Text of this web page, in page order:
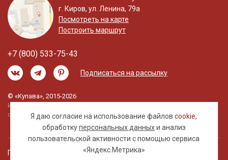
Я даю согласие на использование файловcookie,
обработкуперсональных данныхи анализ
пользовательской активности с помощью сервиса
«Яндекс.Метрика»
г. Киров, ул. Ленина, 79а
Посмотреть на карте
Построить маршрут
+7 (800) 533-75-43
Подписаться на рассылку
© «Купава», 2015-2026
Информация на сайте не является публичной
офертой.
Правовая информация